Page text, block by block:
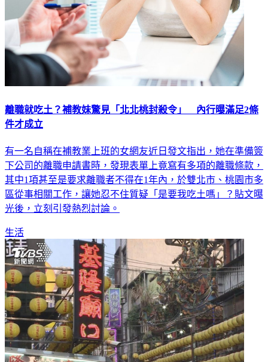
離職就吃土？補教妹驚見「北北桃封殺令」 內行曝滿足2條
件才成立
有一名自稱在補教業上班的女網友近日發文指出，她在準備簽
下公司的離職申請書時，發現表單上竟寫有多項的離職條款，
其中1項甚至是要求離職者不得在1年內，於雙北市、桃園市多
區從事相關工作，讓她忍不住質疑「是要我吃土嗎」？貼文曝
光後，立刻引發熱烈討論。
生活